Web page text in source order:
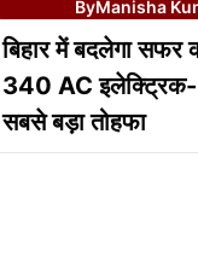
ByManisha
बिहार में बदलेगा सफर
340 AC इलेक्ट्रिक-
सबसे बड़ा तोहफा